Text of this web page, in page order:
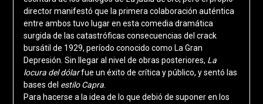
director manifestó que la primera colaboración auténtica
entre ambos tuvo lugar en esta comedia dramática
surgida de las catastróficas consecuencias del crack
bursátil de 1929, período conocido como La Gran
Depresión. Sin llegar al nivel de obras posteriores, La
locura del dólarfue un éxito de crítica y público, y sentó las
bases del estilo Capra.
Para hacerse a la idea de lo que debió de suponer en los